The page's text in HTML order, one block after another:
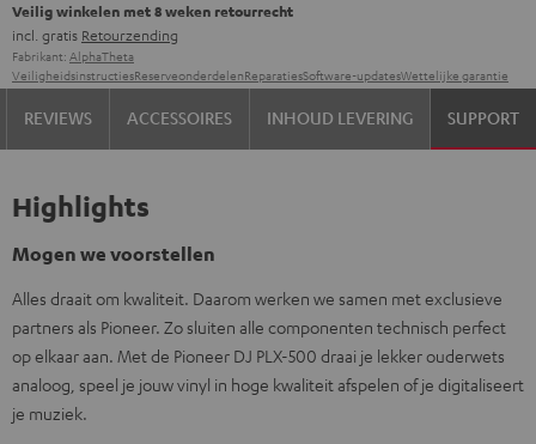
Veilig winkelen met 8 weken retourrecht
incl. gratis Retourzending
Fabrikant: AlphaTheta
VeiligheidsinstructiesReserveonderdelenReparatiesSoftware-updatesWettelijke garantie
REVIEWS ACCESSOIRES INHOUD LEVERING SUPPORT
Highlights
Mogen we voorstellen
Alles draait om kwaliteit. Daarom werken we samen met exclusieve
partners als Pioneer. Zo sluiten alle componenten technisch perfect
op elkaar aan. Met de Pioneer DJ PLX-500 draai je lekker ouderwets
analoog, speel je jouw vinyl in hoge kwaliteit afspelen of je digitaliseert
je muziek.